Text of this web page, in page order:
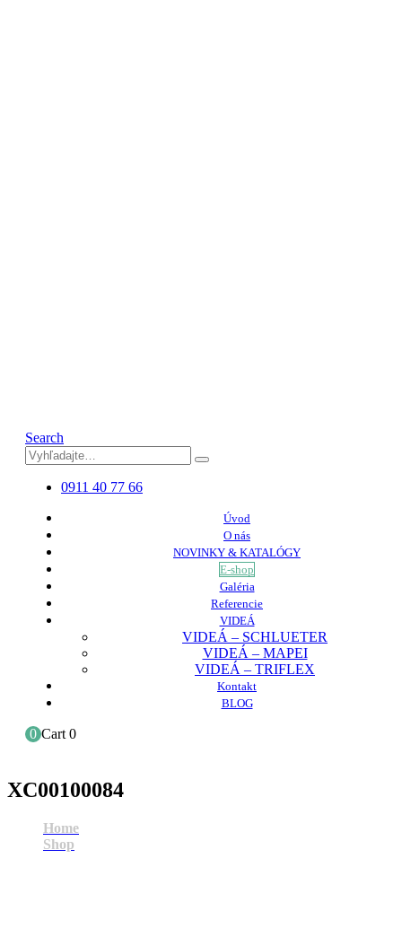
Search
0911 40 77 66
Úvod
O nás
NOVINKY & KATALÓGY
E-shop
Galéria
Referencie
VIDEÁ
VIDEÁ – SCHLUETER
VIDEÁ – MAPEI
VIDEÁ – TRIFLEX
Kontakt
BLOG
0 Cart 0
XC00100084
Home
Shop